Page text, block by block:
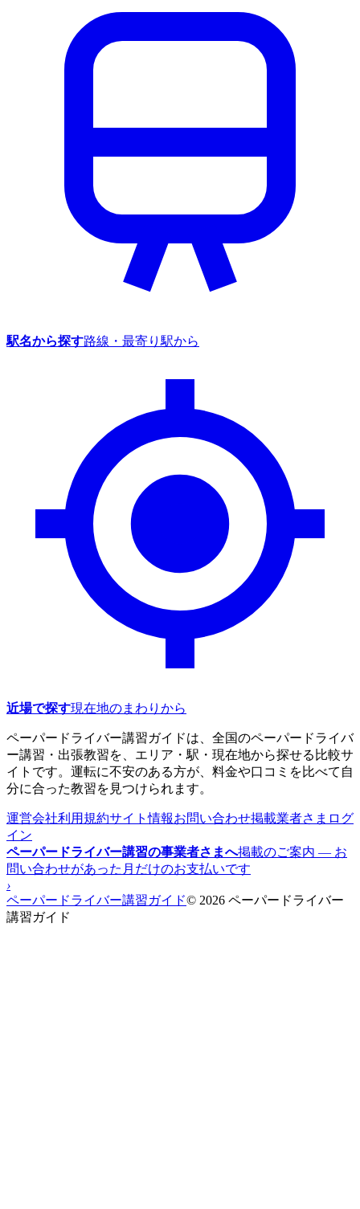
駅名から探す路線・最寄り駅から
近場で探す現在地のまわりから
ペーパードライバー講習ガイドは、全国のペーパードライバ
ー講習・出張教習を、エリア・駅・現在地から探せる比較サ
イトです。運転に不安のある方が、料金や口コミを比べて自
分に合った教習を見つけられます。
運営会社利用規約サイト情報お問い合わせ掲載業者さまログ
イン
ペーパードライバー講習の事業者さまへ掲載のご案内 — お
問い合わせがあった月だけのお支払いです
›
ペーパードライバー講習ガイド© 2026 ペーパードライバー
講習ガイド